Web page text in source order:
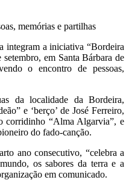
memórias e partilhas
integram a iniciativa “Bordeira
em Santa Bárbara de
o encontro de pessoas,
da localidade da Bordeira,
e ‘berço’ de José Ferreiro,
corridinho “Alma Algarvia”, e
do fado-canção.
ano consecutivo, “celebra a
os sabores da terra e a
em comunicado.